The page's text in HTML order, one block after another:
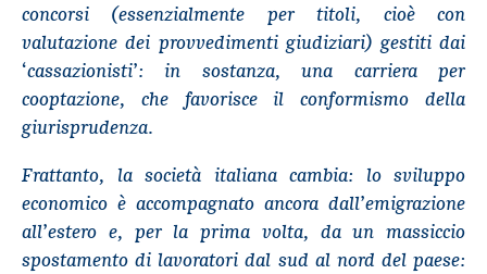
concorsi (essenzialmente per titoli, cioè con
valutazione dei provvedimenti giudiziari) gestiti dai
‘cassazionisti’: in sostanza, una carriera per
cooptazione, che favorisce il conformismo della
giurisprudenza.
Frattanto, la società italiana cambia: lo sviluppo
economico è accompagnato ancora dall’emigrazione
all’estero e, per la prima volta, da un massiccio
spostamento di lavoratori dal sud al nord del paese: